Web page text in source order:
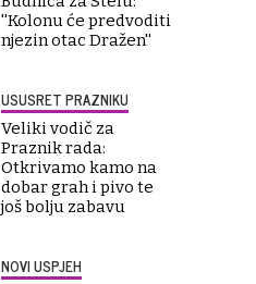
''Kolonu će predvoditi
njezin otac Dražen''
USUSRET PRAZNIKU
Veliki vodič za
Praznik rada:
Otkrivamo kamo na
dobar grah i pivo te
još bolju zabavu
NOVI USPJEH